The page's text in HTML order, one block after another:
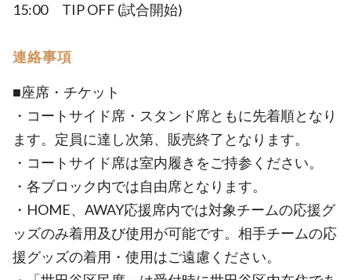
15:00 TIP OFF (試合開始)
連絡事項
■座席・チケット
・コートサイド席・スタンド席ともに先着順となり
ます。定員に達し次第、販売終了となります。
・コートサイド席は室内履きをご持参ください。
・各ブロック内では自由席となります。
・HOME、AWAY応援席内では対象チームの応援グ
ッズのみ着用及び使用が可能です。相手チームの応
援グッズの着用・使用はご遠慮ください。